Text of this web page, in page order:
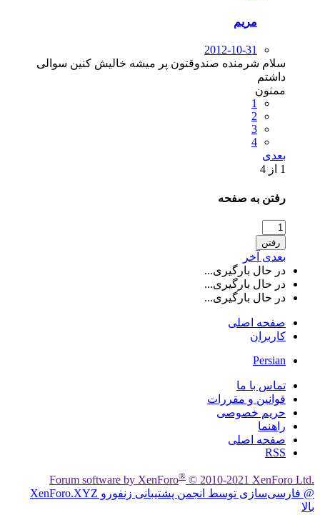
مریم
2012-10-31
سلام شرمنده صندوقتون پر میشه خالیش کنین سوالی
داشتم
ممنون
1
2
3
4
بعدی
1 از 4
رفتن به صفحه
رفتن
بعدی آخر
در حال بارگیری...
در حال بارگیری...
در حال بارگیری...
صفحه اصلی
کاربران
Persian
تماس با ما
قوانین و مقررات
حریم خصوصی
راهنما
صفحه اصلی
RSS
Forum software by XenForo® © 2010-2021 XenForo Ltd.
@ فارسی‌سازی توسط انجمن پشتیبانی زنفورو XenForo.XYZ
بالا